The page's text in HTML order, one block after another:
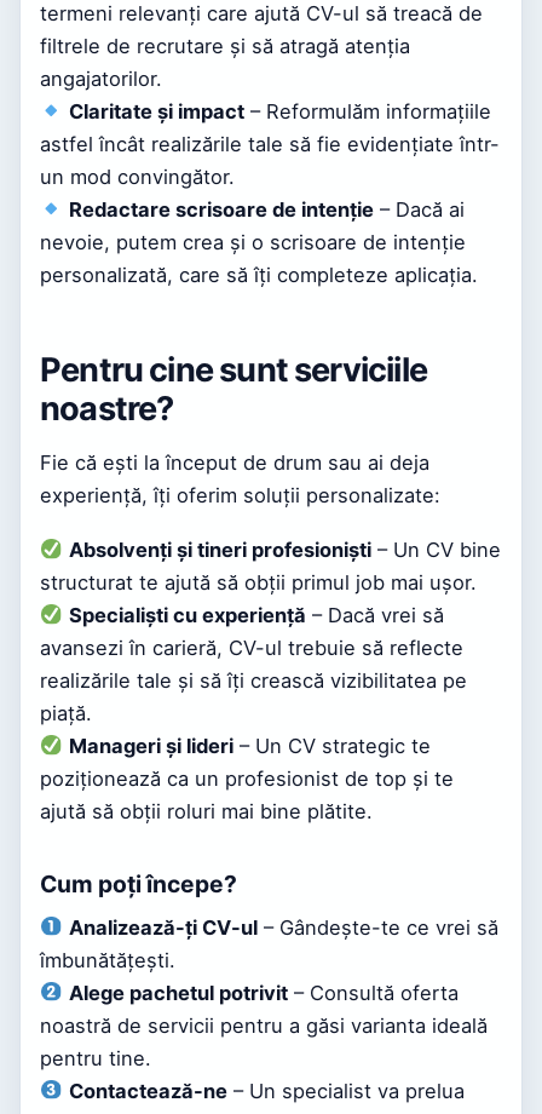
termeni relevanți care ajută CV-ul să treacă de
filtrele de recrutare și să atragă atenția
angajatorilor.
Claritate și impact– Reformulăm informațiile
astfel încât realizările tale să fie evidențiate într-
un mod convingător.
Redactare scrisoare de intenție– Dacă ai
nevoie, putem crea și o scrisoare de intenție
personalizată, care să îți completeze aplicația.
Pentru cine sunt serviciile
noastre?
Fie că ești la început de drum sau ai deja
experiență, îți oferim soluții personalizate:
Absolvenți și tineri profesioniști– Un CV bine
structurat te ajută să obții primul job mai ușor.
Specialiști cu experiență – Dacă vrei să
avansezi în carieră, CV-ul trebuie să reflecte
realizările tale și să îți crească vizibilitatea pe
piață.
Manageri și lideri– Un CV strategic te
poziționează ca un profesionist de top și te
ajută să obții roluri mai bine plătite.
Cum poți începe?
Analizează-ți CV-ul– Gândește-te ce vrei să
îmbunătățești.
Alege pachetul potrivit– Consultă oferta
noastră de servicii pentru a găsi varianta ideală
pentru tine.
Contactează-ne– Un specialist va prelua